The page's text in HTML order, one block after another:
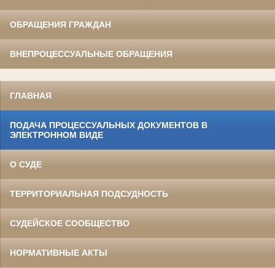
ОБРАЩЕНИЯ ГРАЖДАН
ВНЕПРОЦЕССУАЛЬНЫЕ ОБРАЩЕНИЯ
ГЛАВНАЯ
ПОДАЧА ПРОЦЕССУАЛЬНЫХ ДОКУМЕНТОВ В
ЭЛЕКТРОННОМ ВИДЕ
О СУДЕ
ТЕРРИТОРИАЛЬНАЯ ПОДСУДНОСТЬ
СУДЕЙСКОЕ СООБЩЕСТВО
НОРМАТИВНЫЕ АКТЫ